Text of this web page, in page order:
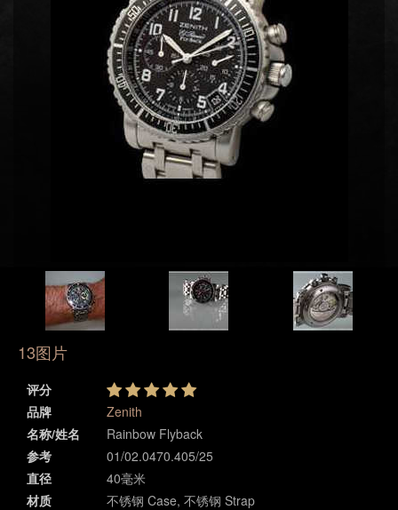
13图片
评分
品牌
Zenith
名称/姓名
Rainbow Flyback
参考
01/02.0470.405/25
直径
40毫米
材质
不锈钢 Case, 不锈钢 Strap